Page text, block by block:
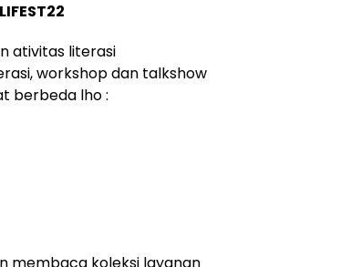
ativitas literasi
workshop dan talkshow
berbeda lho :